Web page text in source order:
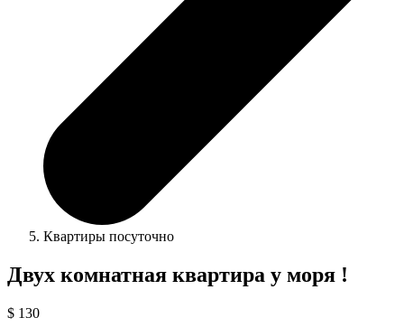
Квартиры посуточно
Двух комнатная квартира у моря !
$ 130